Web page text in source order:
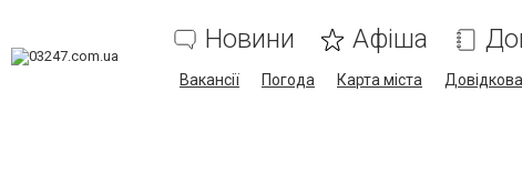
Новини Афіша
Вакансії Погода Карта міста Довідкова